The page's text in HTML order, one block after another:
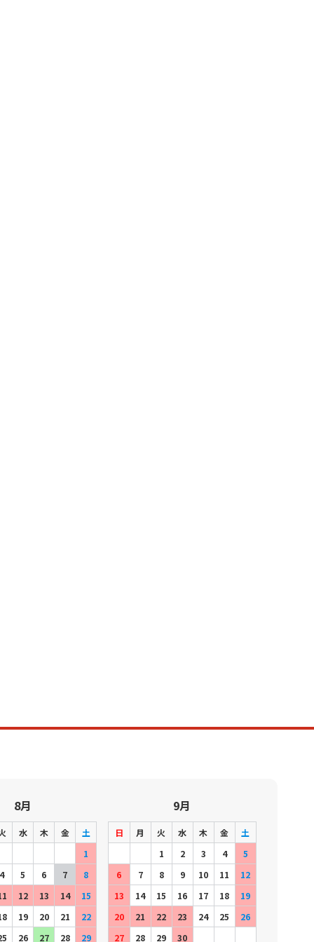
8月
水 木 金
土
1
4
5 6 7
8
12 13 14
15
19 20 21
22
26 27 28 29
9月
日 月 火 水 木 金
土
1
2 3 4
5
6
7 8 9 10 11
12
13
14 15 16 17 18
19
20
21 22 23 24 25
26
27
28 29 30